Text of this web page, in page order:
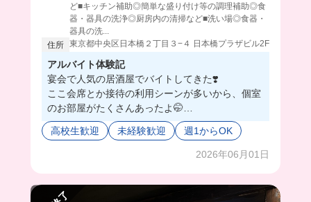
ど■キッチン補助◎簡単な盛り付け等の調理補助◎食
器・器具の洗浄◎厨房内の清掃など■洗い場◎食器・
器具の洗...
住所 東京都中央区日本橋２丁目３−４ 日本橋プラザビル2F
アルバイト体験記
宴会で人気の居酒屋でバイトしてきた❣️
ここ会席とか接待の利用シーンが多いから、個室
のお部屋がたくさんあったよ🤭
和風なお店でホールスタッフの制服は上下和服な
の👘💓普段着ることないけど、簡単に着れるから
ていけそう⭐️😙
高校生歓迎 未経験歓迎 週1からOK
2026年06月01日